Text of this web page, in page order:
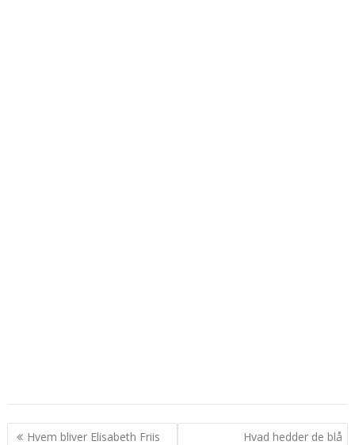
Indlægsnavigation
Hvem bliver Elisabeth Friis
Hvad hedder de blå